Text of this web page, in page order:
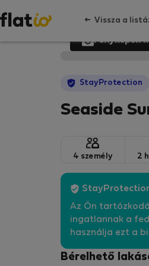
Vissza a
Fényképek
StayProtection
Seaside
4 személy 2
Az Ön
ingatlannak a
használja ezt a
Bérelhető